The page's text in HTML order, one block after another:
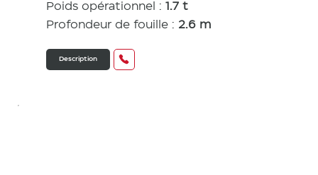
Poids opérationnel : 1.7 t
Profondeur de fouille : 2.6 m
Description